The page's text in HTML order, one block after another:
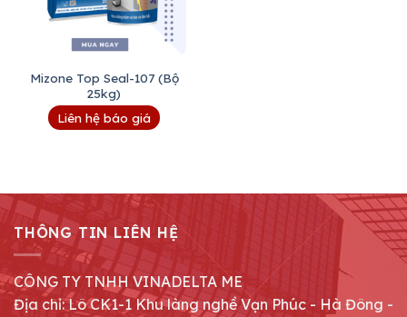
Mizone Top Seal-107 (Bộ
25kg)
Liên hệ báo giá
THÔNG TIN LIÊN HỆ
CÔNG TY TNHH VINADELTA ME
Địa chỉ: Lô CK1-1 Khu làng nghề Vạn Phúc - Hà Đông -